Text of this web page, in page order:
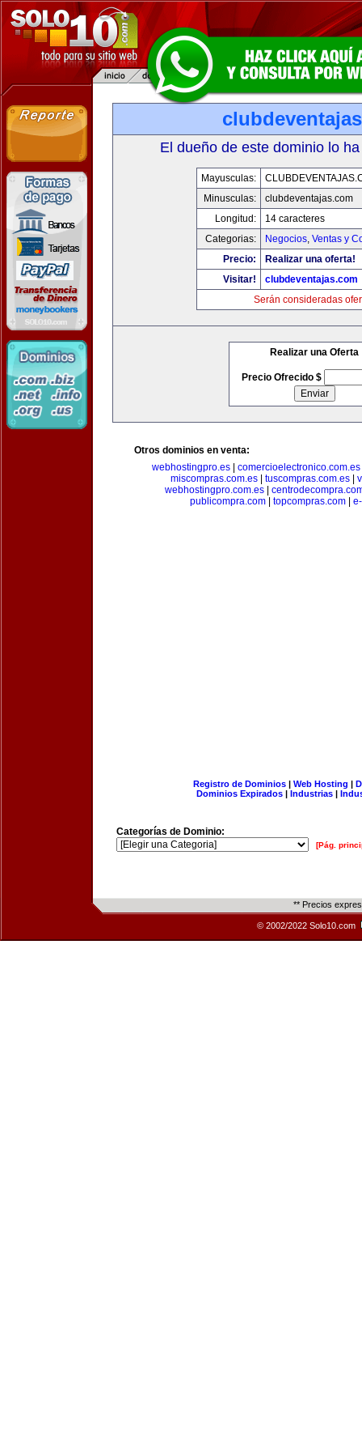
El dueño de este dominio lo
Mayusculas:
Minusculas:
clubdeventajas.com
Longitud:
14 caracteres
Categorias:
Negocios, Ventas y
Precio:
Realizar una oferta!
Visitar!
clubdeventajas.com
Serán consideradas
Realizar una Oferta
Precio Ofrecido $
Otros dominios en venta:
webhostingpro.es| comercioelectronico.com.es
miscompras.com.es
tuscompras.com.es
webhostingpro.com.es|
publicompra.com
topcompras.com
Registro de Dominios| Web Hosting |
Dominios Expirados | Industrias |
Categorías de Dominio:
[Pág.
** Precios
© 2002/2022 Solo10.com